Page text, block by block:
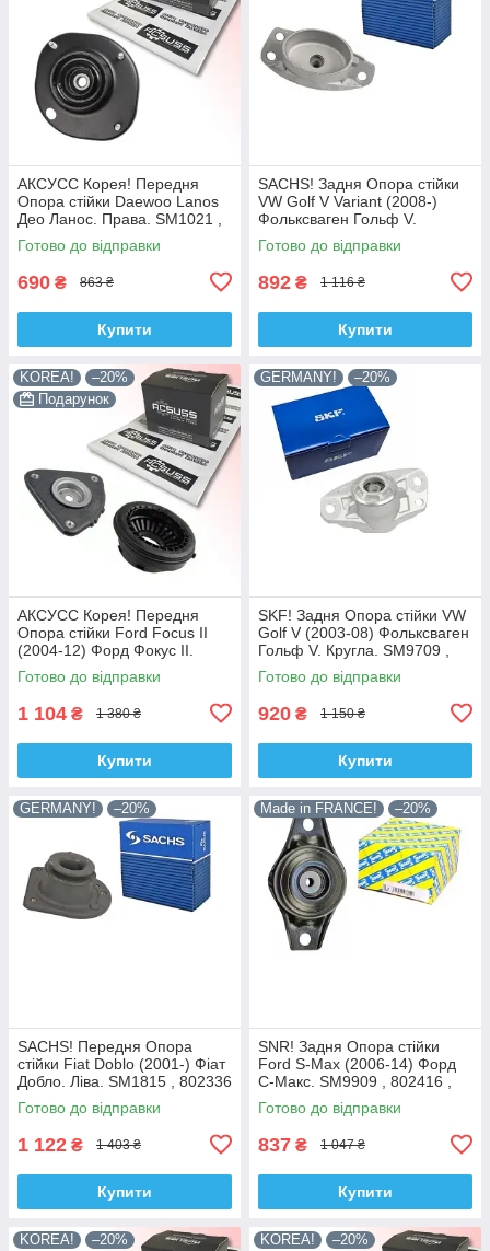
АКСУСС Корея! Передня
Опора стійки Daewoo Lanos
Део Ланос. Права. SM1021 ,
KB690.08
Готово до відправки
690 ₴ 863 ₴
Купити
SACHS! Задня Опора стійки
VW Golf V Variant (2008-)
Фольксваген Гольф V.
Овальна. SM9708 , 802339 ,
KB957.08 , VKDA40125
Готово до відправки
892 ₴ 1 116 ₴
Купити
KOREA!
–20%
Подарунок
АКСУСС Корея! Передня
Опора стійки Ford Focus II
(2004-12) Форд Фокус II.
SM5589 , 802460 , KB652.13 ,
VKDA35426
Готово до відправки
1 104 ₴ 1 380 ₴
Купити
GERMANY! –20%
SKF! Задня Опора стійки VW
Golf V (2003-08) Фольксваген
Гольф V. Кругла. SM9709 ,
802382 , KB957.09 ,
VKDA40127
Готово до відправки
920 ₴ 1 150 ₴
Купити
GERMANY! –20%
SACHS! Передня Опора
стійки Fiat Doblo (2001-) Фіат
Добло. Ліва. SM1815 , 802336
, KB658.15 , VKDC35232
Готово до відправки
1 122 ₴ 1 403 ₴
Купити
Made in FRANCE! –20%
SNR! Задня Опора стійки
Ford S-Max (2006-14) Форд
С-Макс. SM9909 , 802416 ,
KB952.10 , VKDA40436
Готово до відправки
837 ₴ 1 047 ₴
Купити
KOREA!
–20%
KOREA!
–20%